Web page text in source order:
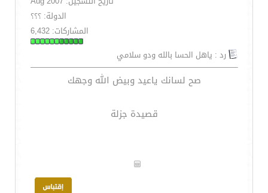
الدولة: ؟؟؟
المشاركات: 6,432
رد : ياهل الحسا بالله ودو سلامي
صح لسانك ياعيد وبيض الله وجهك
قصيدة جزلة